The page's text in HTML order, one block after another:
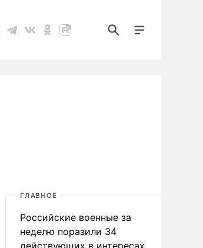
ГЛАВНОЕ
Российские военные за
неделю поразили 34
действующих в интересах